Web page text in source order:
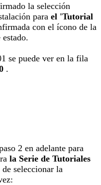
la selección
para el 'Tutorial
con el ícono de la
se puede ver en la fila
.
2 en adelante para
la Serie de Tutoriales
de seleccionar la